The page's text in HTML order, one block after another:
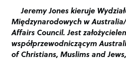
Jeremy Jones kieruje
Międzynarodowych w
Affairs Council. Jest
współprzewodniczącym
of Christians, Muslims and